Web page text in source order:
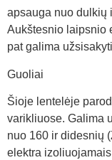
apsauga nuo dulkių
Aukštesnio laipsnio
pat galima
Guoliai
Šioje lentelėje
varikliuose. Galima
nuo 160 ir didesnių
elektra